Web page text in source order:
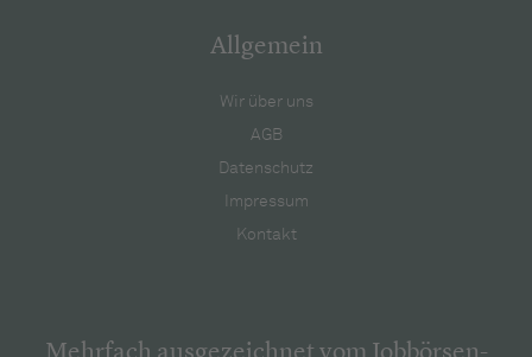
Allgemein
Wir über uns
AGB
Datenschutz
Impressum
Kontakt